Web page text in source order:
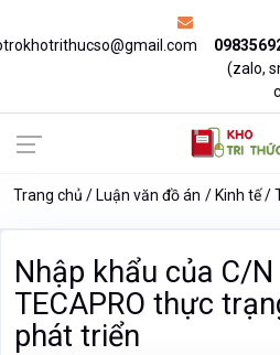
(zalo,
Trang chủ Luận văn đồ án Kinh tế
Nhập khẩu của C/
TECAPRO thực
phát triển